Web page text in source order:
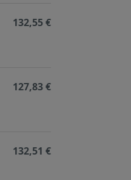
132,55 €
127,83 €
132,51 €